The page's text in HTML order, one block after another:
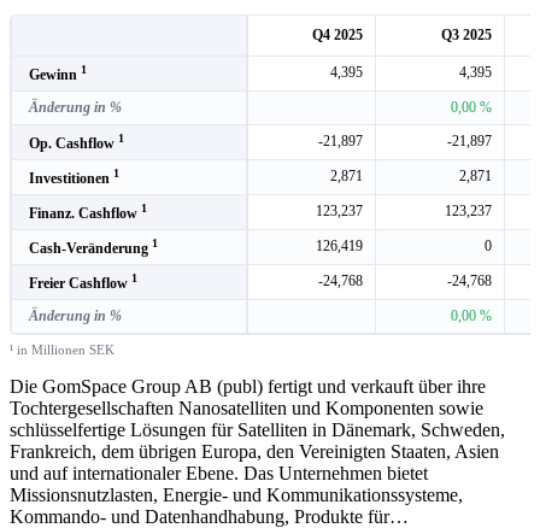
Q4 2025 Q3 2025
Gewinn 1 4,395 4,395
Änderung in % 0,00 %
Op. Cashflow 1 -21,897 -21,897
Investitionen 1 2,871 2,871
Finanz. Cashflow 1 123,237 123,237
Cash-Veränderung 1 126,419 0
Freier Cashflow 1 -24,768 -24,768
Änderung in % 0,00 %
¹ in Millionen SEK
Die GomSpace Group AB (publ) fertigt und verkauft über ihre
Tochtergesellschaften Nanosatelliten und Komponenten sowie
schlüsselfertige Lösungen für Satelliten in Dänemark, Schweden,
Frankreich, dem übrigen Europa, den Vereinigten Staaten, Asien
und auf internationaler Ebene. Das Unternehmen bietet
Missionsnutzlasten, Energie- und Kommunikationssysteme,
Kommando- und Datenhandhabung, Produkte für…